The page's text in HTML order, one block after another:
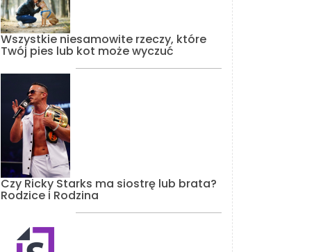
Wszystkie niesamowite rzeczy, które
Twój pies lub kot może wyczuć
Czy Ricky Starks ma siostrę lub brata?
Rodzice i Rodzina